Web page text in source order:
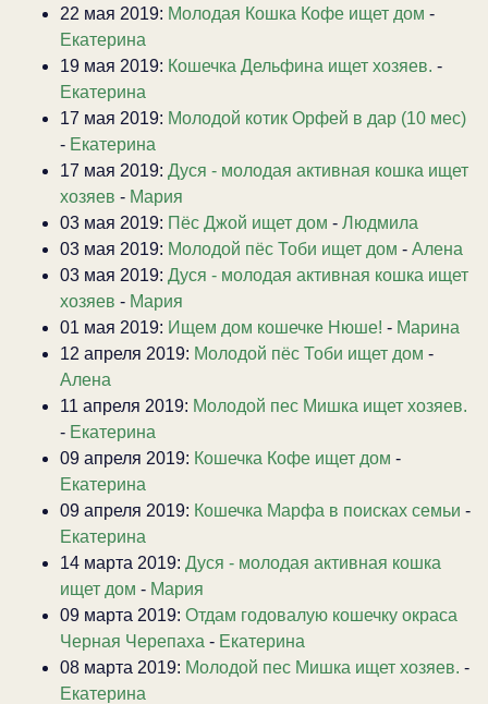
22 мая 2019: Молодая Кошка Кофе ищет дом -
Екатерина
19 мая 2019: Кошечка Дельфина ищет хозяев. -
Екатерина
17 мая 2019: Молодой котик Орфей в дар (10 мес)
- Екатерина
17 мая 2019: Дуся - молодая активная кошка ищет
хозяев - Мария
03 мая 2019: Пёс Джой ищет дом - Людмила
03 мая 2019: Молодой пёс Тоби ищет дом - Алена
03 мая 2019: Дуся - молодая активная кошка ищет
хозяев - Мария
01 мая 2019: Ищем дом кошечке Нюше! - Марина
12 апреля 2019: Молодой пёс Тоби ищет дом -
Алена
11 апреля 2019: Молодой пес Мишка ищет хозяев.
- Екатерина
09 апреля 2019: Кошечка Кофе ищет дом -
Екатерина
09 апреля 2019: Кошечка Марфа в поисках семьи -
Екатерина
14 марта 2019: Дуся - молодая активная кошка
ищет дом - Мария
09 марта 2019: Отдам годовалую кошечку окраса
Черная Черепаха - Екатерина
08 марта 2019: Молодой пес Мишка ищет хозяев. -
Екатерина